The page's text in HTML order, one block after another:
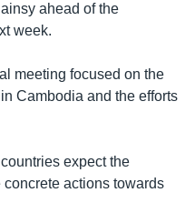
ahead of the
week.
meeting focused on the
Cambodia and the efforts
expect the
actions towards